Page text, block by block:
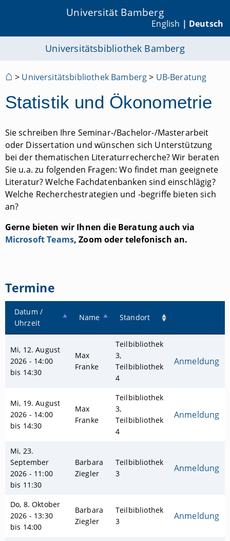
Universität Bamberg
English | Deutsch
Universitätsbibliothek Bamberg
⌂ > Universitätsbibliothek Bamberg> UB-Beratung
Statistik und Ökonometrie
Sie schreiben Ihre Seminar-/Bachelor-/Masterarbeit
oder Dissertation und wünschen sich Unterstützung
bei der thematischen Literaturrecherche? Wir beraten
Sie u.a. zu folgenden Fragen: Wo findet man geeignete
Literatur? Welche Fachdatenbanken sind einschlägig?
Welche Recherchestrategien und -begriffe bieten sich
an?
Gerne bieten wir Ihnen die Beratung auch via
Microsoft Teams, Zoom oder telefonisch an.
Termine
Datum /
Uhrzeit
Name Standort
Mi, 12. August
2026 - 14:00
bis 14:30
Max
Franke
Teilbibliothek
3,
Teilbibliothek
4
Anmeldung
Mi, 19. August
2026 - 14:00
bis 14:30
Max
Franke
Teilbibliothek
3,
Teilbibliothek
4
Anmeldung
Mi, 23.
September
2026 - 11:00
bis 11:30
Barbara
Ziegler
Teilbibliothek
3
Anmeldung
Do, 8. Oktober
2026 - 13:30
bis 14:00
Barbara
Ziegler
Teilbibliothek
3
Anmeldung